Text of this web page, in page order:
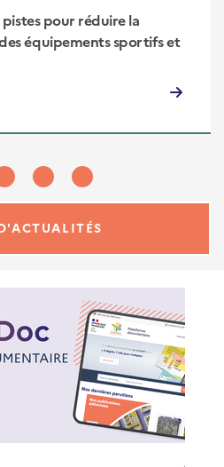
pour réduire la
équipements sportifs et